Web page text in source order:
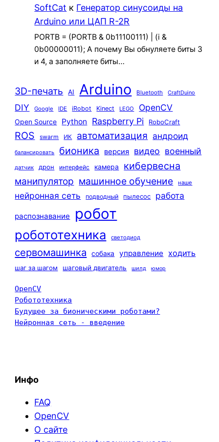
SoftCat к Генератор синусоиды на
Arduino или ЦАП R-2R
PORTB = (PORTB & 0b11100111) | (i &
0b00000011); А почему Вы обнуляете биты 3
и 4, а заполняете биты…
3D-печать AI Arduino Bluetooth CraftDuino
DIY Google IDE iRobot Kinect LEGO OpenCV
Open Source Python Raspberry Pi RoboCraft
ROS swarm ИК автоматизация андроид
балансировать бионика версия видео военный
датчик дрон интерфейс камера кибервесна
манипулятор машинное обучение наше
нейронная сеть подводный пылесос работа
распознавание робот
робототехника светодиод
сервомашинка собака управление ходить
шаг за шагом шаговый двигатель шилд юмор
OpenCV
Робототехника
Будущее за бионическими роботами?
Нейронная сеть - введение
Инфо
FAQ
OpenCV
О сайте